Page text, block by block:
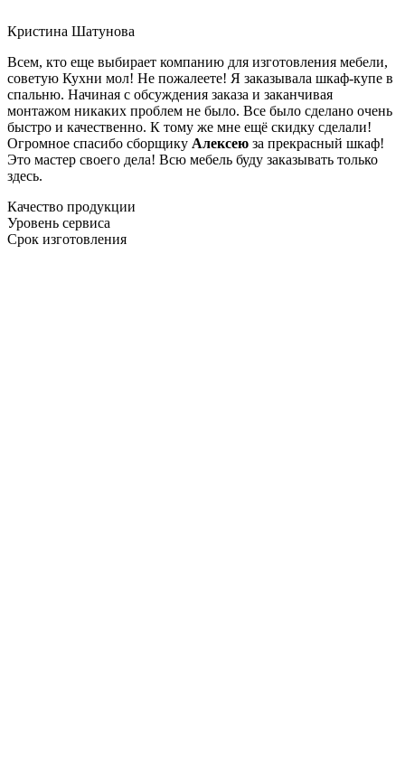
Кристина Шатунова
Всем, кто еще выбирает компанию для изготовления мебели,
советую Кухни мол! Не пожалеете! Я заказывала шкаф-купе в
спальню. Начиная с обсуждения заказа и заканчивая
монтажом никаких проблем не было. Все было сделано очень
быстро и качественно. К тому же мне ещё скидку сделали!
Огромное спасибо сборщику Алексею за прекрасный шкаф!
Это мастер своего дела! Всю мебель буду заказывать только
здесь.
Качество продукции
Уровень сервиса
Срок изготовления